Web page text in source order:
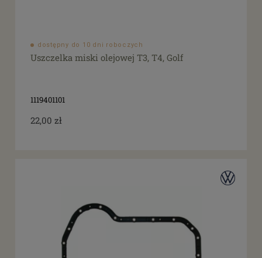
dostępny do 10 dni roboczych
Uszczelka miski olejowej T3, T4, Golf
1119401101
22,00 zł